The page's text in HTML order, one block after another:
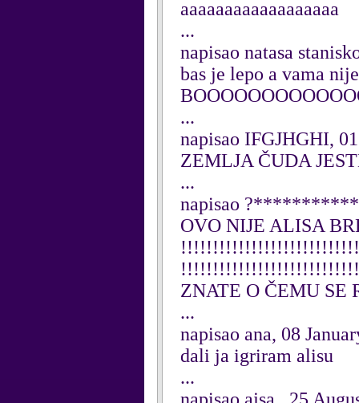
aaaaaaaaaaaaaaaaaa
...
napisao natasa
bas je lepo a vama
...
napisao IFGJHGHI,
ZEMLJA ČUDA
...
napisao
OVO NIJE ALISA
ZNATE O ČEMU
...
napisao ana, 08
dali ja igriram alisu
...